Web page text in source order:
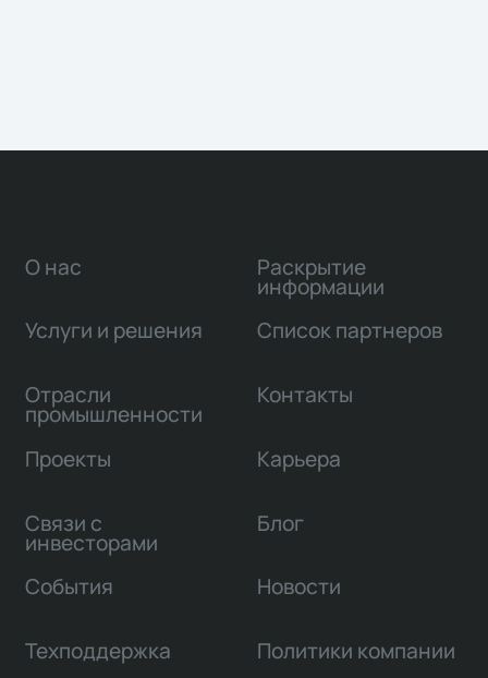
О нас
Услуги и решения
Отрасли
промышленности
Проекты
Связи с
инвесторами
Раскрытие
информации
Список партнеров
Контакты
Карьера
Блог
События Новости
Техподдержка Политики компании